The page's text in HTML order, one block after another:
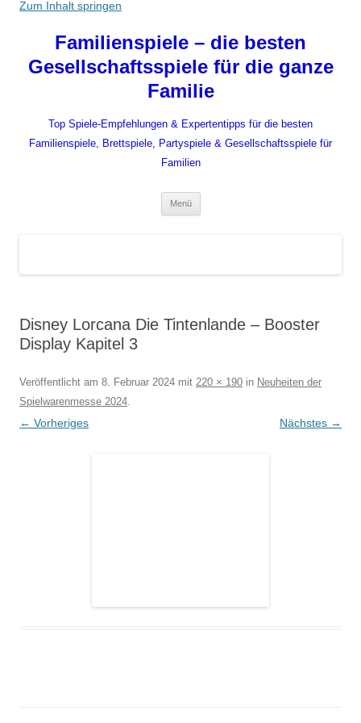
Zum Inhalt springen
Familienspiele – die besten
Gesellschaftsspiele für die ganze
Familie
Top Spiele-Empfehlungen & Expertentipps für die besten
Familienspiele, Brettspiele, Partyspiele & Gesellschaftsspiele für
Familien
Menü
Disney Lorcana Die Tintenlande – Booster
Display Kapitel 3
Veröffentlicht am 8. Februar 2024 mit 220 × 190 in Neuheiten der
Spielwarenmesse 2024.
← Vorheriges Nächstes →